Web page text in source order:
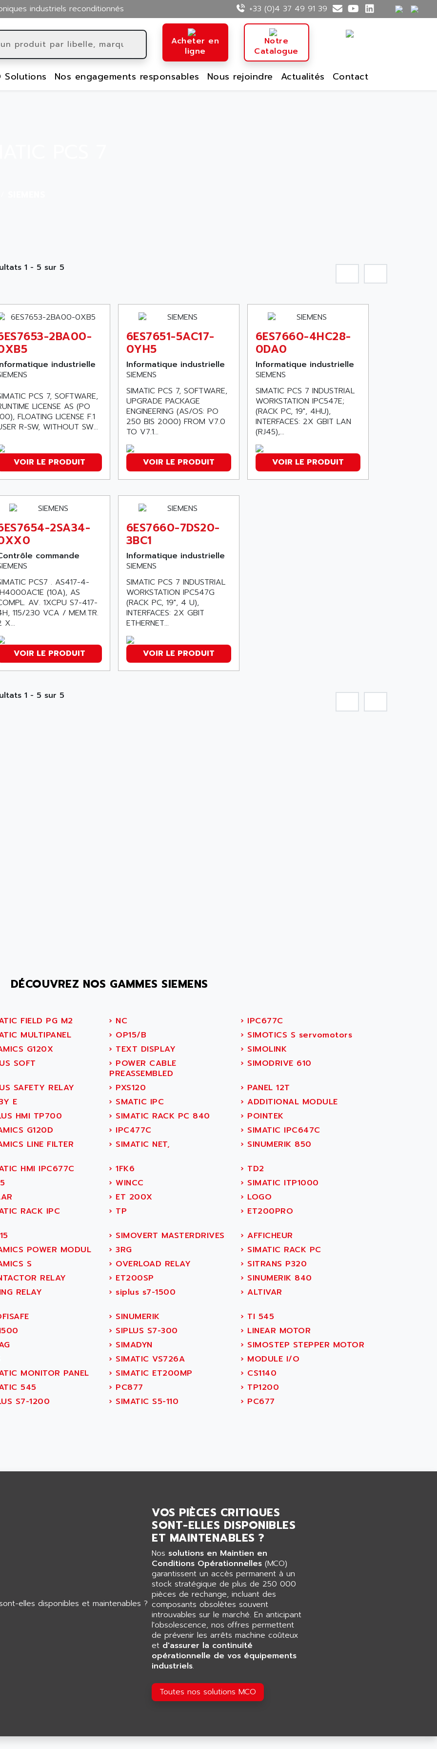
industriels reconditionnés +33 (0)4 37 49 91 39
Acheter en
ligne
Notre
Catalogue
Solutions Nos engagements responsables Nous rejoindre Actualités Contact
1 - 5 sur 5
2BA00-
industrielle
PCS 7, SOFTWARE,
LICENSE AS (PO
FLOATING LICENSE F.1
R-SW, WITHOUT SW...
VOIR LE PRODUIT
6ES7651-5AC17-
0YH5
Informatique industrielle
SIEMENS
SIMATIC PCS 7, SOFTWARE,
UPGRADE PACKAGE
ENGINEERING (AS/OS: PO
250 BIS 2000) FROM V7.0
TO V7.1...
VOIR LE PRODUIT
6ES7660-4HC28-
0DA0
Informatique industrielle
SIEMENS
SIMATIC PCS 7 INDUSTRIAL
WORKSTATION IPC547E;
(RACK PC, 19", 4HU),
INTERFACES: 2X GBIT LAN
(RJ45),...
VOIR LE PRODUIT
2SA34-
commande
PCS7 . AS417-4-
(10A), AS
AV. 1XCPU S7-417-
115/230 VCA / MEM.TR.
X...
VOIR LE PRODUIT
6ES7660-7DS20-
3BC1
Informatique industrielle
SIEMENS
SIMATIC PCS 7 INDUSTRIAL
WORKSTATION IPC547G
(RACK PC, 19", 4 U),
INTERFACES: 2X GBIT
ETHERNET...
VOIR LE PRODUIT
1 - 5 sur 5
DÉCOUVREZ NOS GAMMES SIEMENS
FIELD PG M2 › NC › IPC677C
MULTIPANEL › OP15/B › SIMOTICS S servomotors
G120X › TEXT DISPLAY › SIMOLINK
SOFT › POWER CABLE
PREASSEMBLED
› SIMODRIVE 610
SAFETY RELAY › PXS120 › PANEL 12T
E › SMATIC IPC › ADDITIONAL MODULE
HMI TP700 › SIMATIC RACK PC 840 › POINTEK
G120D › IPC477C › SIMATIC IPC647C
LINE FILTER › SIMATIC NET, › SINUMERIK 850
HMI IPC677C › 1FK6 › TD2
› WINCC › SIMATIC ITP1000
› ET 200X › LOGO
RACK IPC › TP › ET200PRO
› SIMOVERT MASTERDRIVES › AFFICHEUR
POWER MODUL › 3RG › SIMATIC RACK PC
S › OVERLOAD RELAY › SITRANS P320
RELAY › ET200SP › SINUMERIK 840
RELAY › siplus s7-1500 › ALTIVAR
› SINUMERIK › TI 545
› SIPLUS S7-300 › LINEAR MOTOR
› SIMADYN › SIMOSTEP STEPPER MOTOR
› SIMATIC VS726A › MODULE I/O
MONITOR PANEL › SIMATIC ET200MP › CS1140
545 › PC877 › TP1200
S7-1200 › SIMATIC S5-110 › PC677
VOS PIÈCES CRITIQUES
SONT-ELLES DISPONIBLES
ET MAINTENABLES ?
Nos solutions en Maintien en
Conditions Opérationnelles (MCO)
garantissent un accès permanent à un
stock stratégique de plus de 250 000
pièces de rechange, incluant des
composants obsolètes souvent
introuvables sur le marché. En anticipant
l'obsolescence, nos offres permettent
de prévenir les arrêts machine coûteux
et d'assurer la continuité
opérationnelle de vos équipements
industriels.
Toutes nos solutions MCO